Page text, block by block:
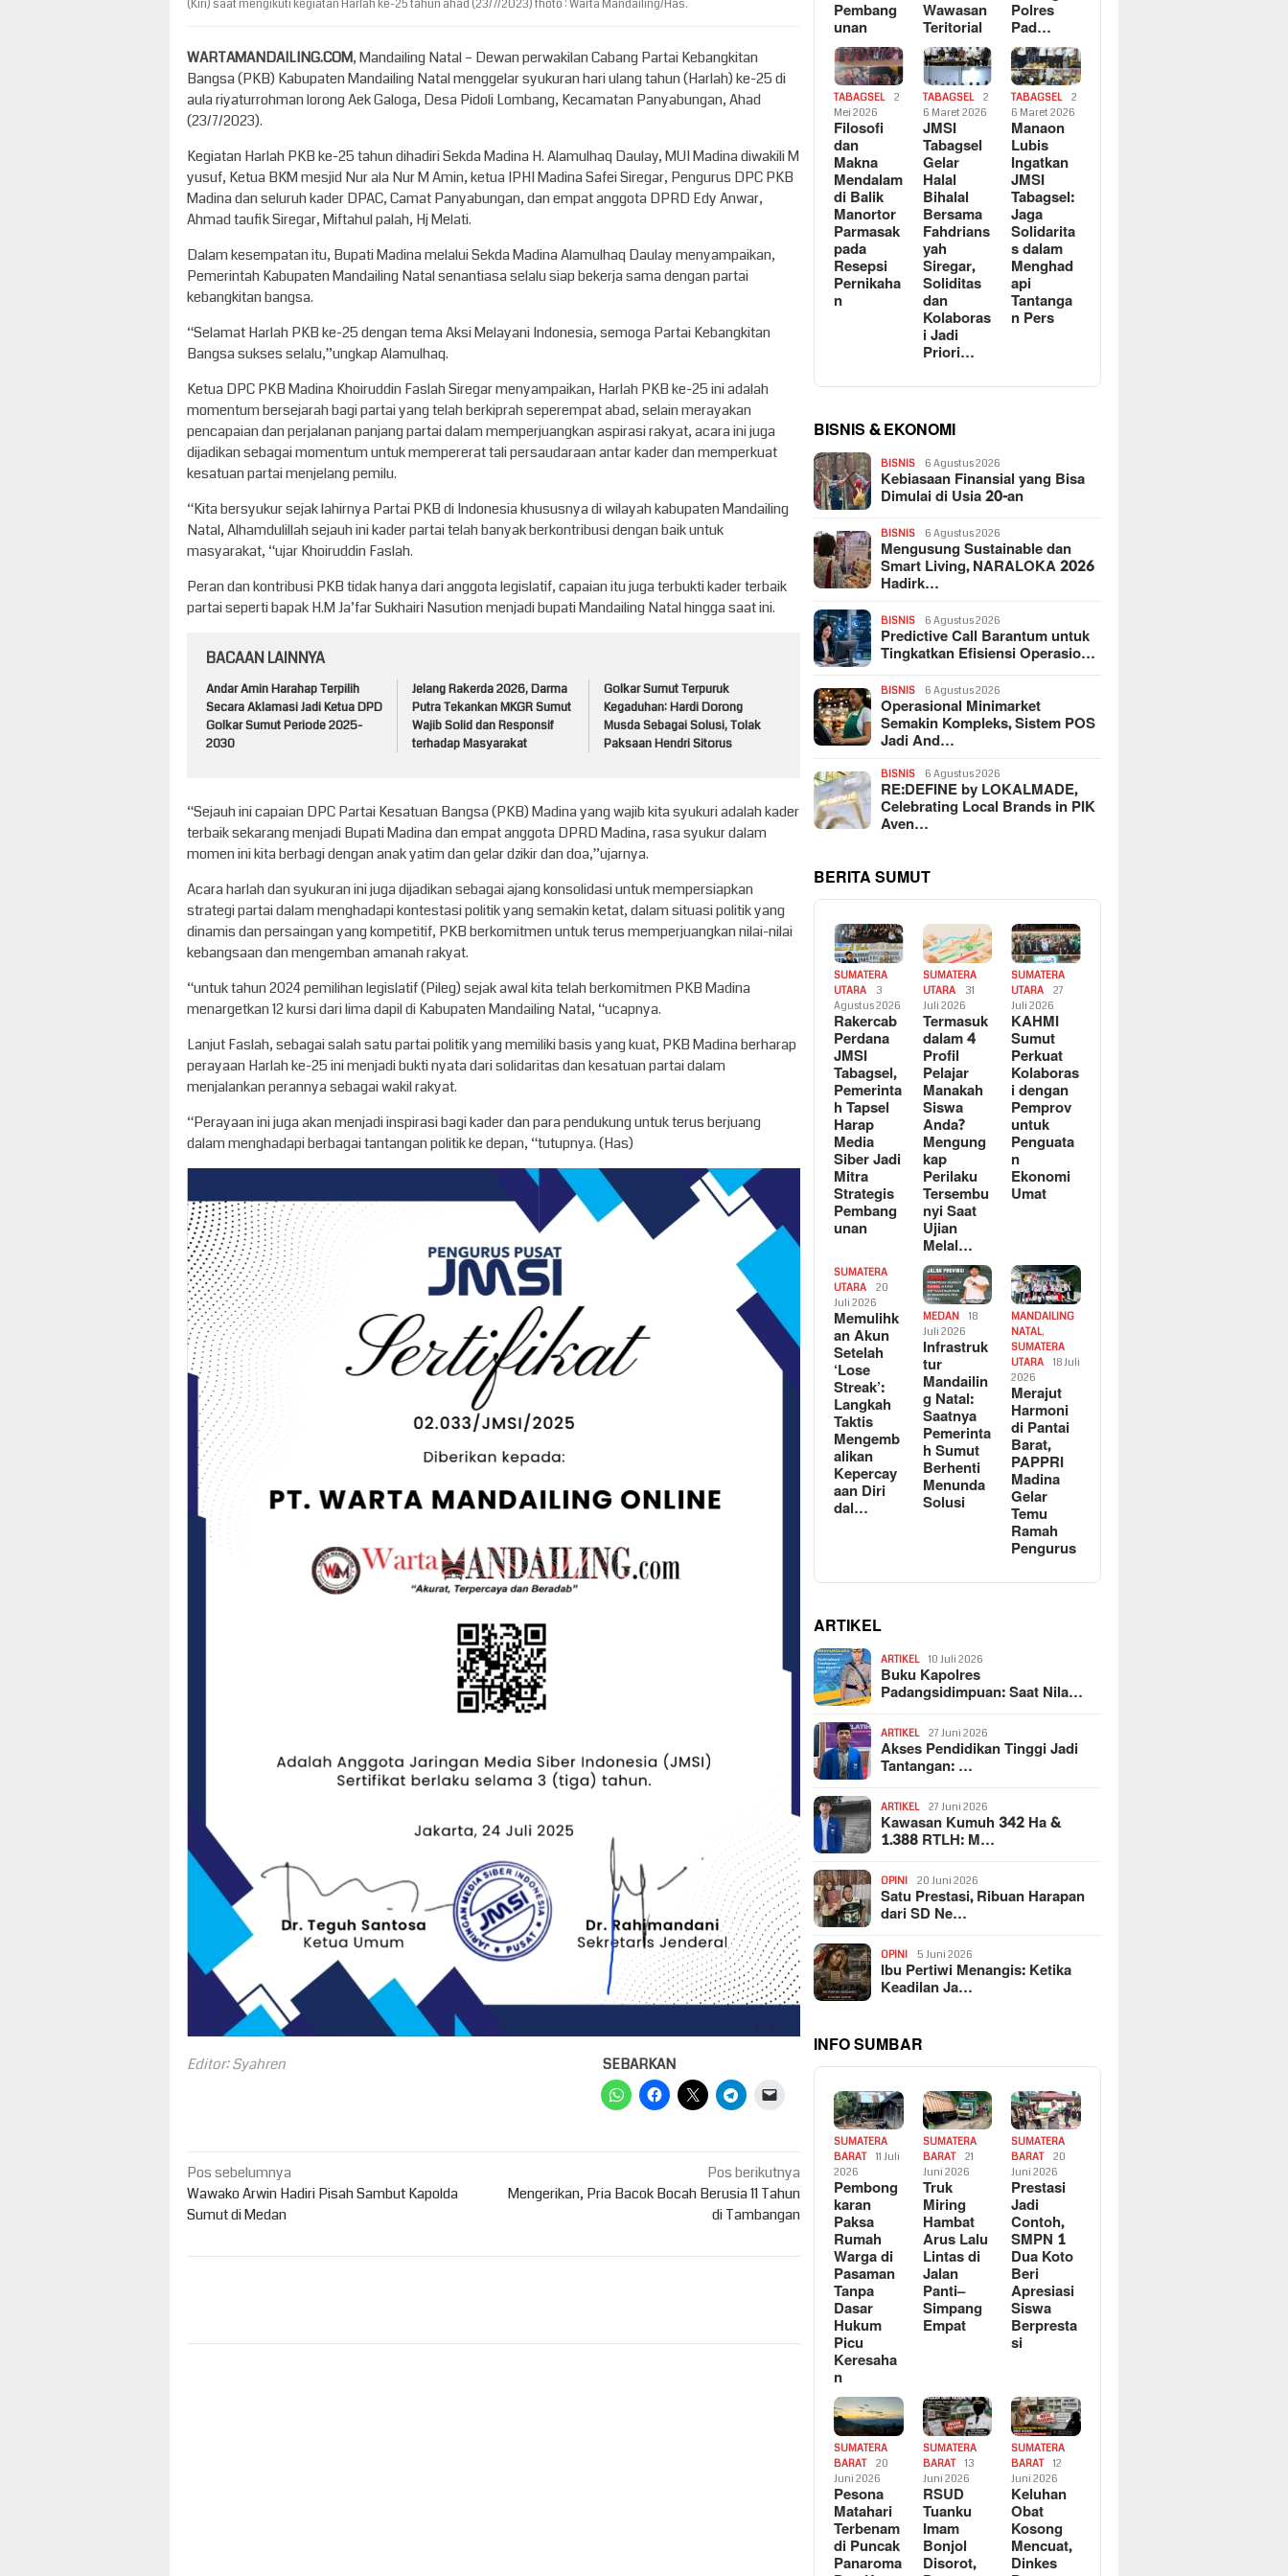
(Kiri) saat mengikuti kegiatan Harlah ke-25 tahun ahad (23/7/2023) fhoto : Warta Mandailing/Has.
WARTAMANDAILING.COM, Mandailing Natal – Dewan perwakilan Cabang Partai Kebangkitan
Bangsa (PKB) Kabupaten Mandailing Natal menggelar syukuran hari ulang tahun (Harlah) ke-25 di
aula riyaturrohman lorong Aek Galoga, Desa Pidoli Lombang, Kecamatan Panyabungan, Ahad
(23/7/2023).
Kegiatan Harlah PKB ke-25 tahun dihadiri Sekda Madina H. Alamulhaq Daulay, MUI Madina diwakili M
yusuf, Ketua BKM mesjid Nur ala Nur M Amin, ketua IPHI Madina Safei Siregar, Pengurus DPC PKB
Madina dan seluruh kader DPAC, Camat Panyabungan, dan empat anggota DPRD Edy Anwar,
Ahmad taufik Siregar, Miftahul palah, Hj Melati.
Dalam kesempatan itu, Bupati Madina melalui Sekda Madina Alamulhaq Daulay menyampaikan,
Pemerintah Kabupaten Mandailing Natal senantiasa selalu siap bekerja sama dengan partai
kebangkitan bangsa.
“Selamat Harlah PKB ke-25 dengan tema Aksi Melayani Indonesia, semoga Partai Kebangkitan
Bangsa sukses selalu,”ungkap Alamulhaq.
Ketua DPC PKB Madina Khoiruddin Faslah Siregar menyampaikan, Harlah PKB ke-25 ini adalah
momentum bersejarah bagi partai yang telah berkiprah seperempat abad, selain merayakan
pencapaian dan perjalanan panjang partai dalam memperjuangkan aspirasi rakyat, acara ini juga
dijadikan sebagai momentum untuk mempererat tali persaudaraan antar kader dan memperkuat
kesatuan partai menjelang pemilu.
“Kita bersyukur sejak lahirnya Partai PKB di Indonesia khususnya di wilayah kabupaten Mandailing
Natal, Alhamdulillah sejauh ini kader partai telah banyak berkontribusi dengan baik untuk
masyarakat, “ujar Khoiruddin Faslah.
Peran dan kontribusi PKB tidak hanya dari anggota legislatif, capaian itu juga terbukti kader terbaik
partai seperti bapak H.M Ja’far Sukhairi Nasution menjadi bupati Mandailing Natal hingga saat ini.
BACAAN LAINNYA
Andar Amin Harahap Terpilih
Secara Aklamasi Jadi Ketua DPD
Golkar Sumut Periode 2025-
2030
Jelang Rakerda 2026, Darma
Putra Tekankan MKGR Sumut
Wajib Solid dan Responsif
terhadap Masyarakat
Golkar Sumut Terpuruk
Kegaduhan: Hardi Dorong
Musda Sebagai Solusi, Tolak
Paksaan Hendri Sitorus
“Sejauh ini capaian DPC Partai Kesatuan Bangsa (PKB) Madina yang wajib kita syukuri adalah kader
terbaik sekarang menjadi Bupati Madina dan empat anggota DPRD Madina, rasa syukur dalam
momen ini kita berbagi dengan anak yatim dan gelar dzikir dan doa,”ujarnya.
Acara harlah dan syukuran ini juga dijadikan sebagai ajang konsolidasi untuk mempersiapkan
strategi partai dalam menghadapi kontestasi politik yang semakin ketat, dalam situasi politik yang
dinamis dan persaingan yang kompetitif, PKB berkomitmen untuk terus memperjuangkan nilai-nilai
kebangsaan dan mengemban amanah rakyat.
“untuk tahun 2024 pemilihan legislatif (Pileg) sejak awal kita telah berkomitmen PKB Madina
menargetkan 12 kursi dari lima dapil di Kabupaten Mandailing Natal, “ucapnya.
Lanjut Faslah, sebagai salah satu partai politik yang memiliki basis yang kuat, PKB Madina berharap
perayaan Harlah ke-25 ini menjadi bukti nyata dari solidaritas dan kesatuan partai dalam
menjalankan perannya sebagai wakil rakyat.
“Perayaan ini juga akan menjadi inspirasi bagi kader dan para pendukung untuk terus berjuang
dalam menghadapi berbagai tantangan politik ke depan, “tutupnya. (Has)
Editor: Syahren SEBARKAN
Navigasi
pos
Pos sebelumnya
Wawako Arwin Hadiri Pisah Sambut Kapolda
Sumut di Medan
Pos berikutnya
Mengerikan, Pria Bacok Bocah Berusia 11 Tahun
di Tambangan
Pembang
unan
Wawasan
Teritorial
Polres
Pad…
TABAGSEL
2
Mei 2026
Filosofi
dan
Makna
Mendalam
di Balik
Manortor
Parmasak
pada
Resepsi
Pernikaha
n
TABAGSEL
2
6 Maret 2026
JMSI
Tabagsel
Gelar
Halal
Bihalal
Bersama
Fahdrians
yah
Siregar,
Soliditas
dan
Kolaboras
i Jadi
Priori…
TABAGSEL
2
6 Maret 2026
Manaon
Lubis
Ingatkan
JMSI
Tabagsel:
Jaga
Solidarita
s dalam
Menghad
api
Tantanga
n Pers
BISNIS & EKONOMI
BISNIS 6 Agustus 2026
Kebiasaan Finansial yang Bisa
Dimulai di Usia 20-an
BISNIS 6 Agustus 2026
Mengusung Sustainable dan
Smart Living, NARALOKA 2026
Hadirk…
BISNIS 6 Agustus 2026
Predictive Call Barantum untuk
Tingkatkan Efisiensi Operasio…
BISNIS 6 Agustus 2026
Operasional Minimarket
Semakin Kompleks, Sistem POS
Jadi And…
BISNIS 6 Agustus 2026
RE:DEFINE by LOKALMADE,
Celebrating Local Brands in PIK
Aven…
BERITA SUMUT
SUMATERA
UTARA
3
Agustus 2026
Rakercab
Perdana
JMSI
Tabagsel,
Pemerinta
h Tapsel
Harap
Media
Siber Jadi
Mitra
Strategis
Pembang
unan
SUMATERA
UTARA
31
Juli 2026
Termasuk
dalam 4
Profil
Pelajar
Manakah
Siswa
Anda?
Mengung
kap
Perilaku
Tersembu
nyi Saat
Ujian
Melal…
SUMATERA
UTARA
27
Juli 2026
KAHMI
Sumut
Perkuat
Kolaboras
i dengan
Pemprov
untuk
Penguata
n
Ekonomi
Umat
SUMATERA
UTARA
20
Juli 2026
Memulihk
an Akun
Setelah
‘Lose
Streak’:
Langkah
Taktis
Mengemb
alikan
Kepercay
aan Diri
dal…
MEDAN
18
Juli 2026
Infrastruk
tur
Mandailin
g Natal:
Saatnya
Pemerinta
h Sumut
Berhenti
Menunda
Solusi
MANDAILING
NATAL,
SUMATERA
UTARA
18 Juli
2026
Merajut
Harmoni
di Pantai
Barat,
PAPPRI
Madina
Gelar
Temu
Ramah
Pengurus
ARTIKEL
ARTIKEL 10 Juli 2026
Buku Kapolres
Padangsidimpuan: Saat Nila…
ARTIKEL 27 Juni 2026
Akses Pendidikan Tinggi Jadi
Tantangan: …
ARTIKEL 27 Juni 2026
Kawasan Kumuh 342 Ha &
1.388 RTLH: M…
OPINI 20 Juni 2026
Satu Prestasi, Ribuan Harapan
dari SD Ne…
OPINI 5 Juni 2026
Ibu Pertiwi Menangis: Ketika
Keadilan Ja…
INFO SUMBAR
SUMATERA
BARAT
11 Juli
2026
Pembong
karan
Paksa
Rumah
Warga di
Pasaman
Tanpa
Dasar
Hukum
Picu
Keresaha
n
SUMATERA
BARAT
21
Juni 2026
Truk
Miring
Hambat
Arus Lalu
Lintas di
Jalan
Panti–
Simpang
Empat
SUMATERA
BARAT
20
Juni 2026
Prestasi
Jadi
Contoh,
SMPN 1
Dua Koto
Beri
Apresiasi
Siswa
Berpresta
si
SUMATERA
BARAT
20
Juni 2026
Pesona
Matahari
Terbenam
di Puncak
Panaroma
SUMATERA
BARAT
13
Juni 2026
RSUD
Tuanku
Imam
Bonjol
Disorot,
SUMATERA
BARAT
12
Juni 2026
Keluhan
Obat
Kosong
Mencuat,
Dinkes